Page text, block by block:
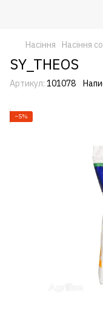
Насіння Насіння
SY_THEOS
Артикул: 101078
−5%